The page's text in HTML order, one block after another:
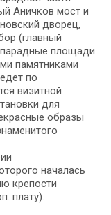
Аничков мост и
дворец,
(главный
площади
памятниками
по
визитной
для
образы
началась
крепости
плату).